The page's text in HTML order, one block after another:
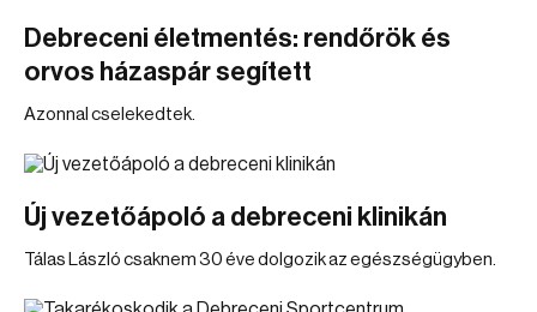
Debreceni életmentés: rendőrök és
orvos házaspár segített
Azonnal cselekedtek.
Új vezetőápoló a debreceni klinikán
Tálas László csaknem 30 éve dolgozik az egészségügyben.